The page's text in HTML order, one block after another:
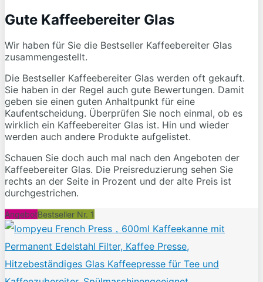
Gute Kaffeebereiter Glas
Wir haben für Sie die Bestseller Kaffeebereiter Glas
zusammengestellt.
Die Bestseller Kaffeebereiter Glas werden oft gekauft.
Sie haben in der Regel auch gute Bewertungen. Damit
geben sie einen guten Anhaltpunkt für eine
Kaufentscheidung. Überprüfen Sie noch einmal, ob es
wirklich ein Kaffeebereiter Glas ist. Hin und wieder
werden auch andere Produkte aufgelistet.
Schauen Sie doch auch mal nach den Angeboten der
Kaffeebereiter Glas. Die Preisreduzierung sehen Sie
rechts an der Seite in Prozent und der alte Preis ist
durchgestrichen.
AngebotBestseller Nr. 1